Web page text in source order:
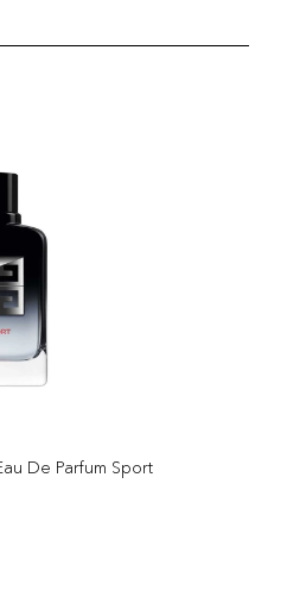
De Parfum Sport